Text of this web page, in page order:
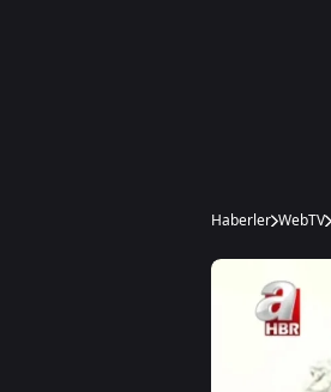
Haberler WebTV